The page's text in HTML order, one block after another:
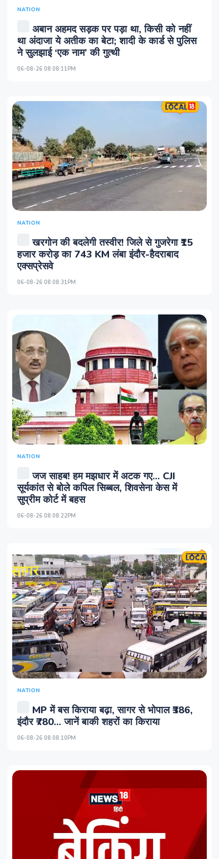
NATION
अबान अहमद सड़क पर पड़ा था, किसी को नहीं
था अंदाजा ये अतीक का बेटा; शादी के कार्ड से पुलिस
ने सुलझाई ‘एक नाम’ की गुत्थी
06-08-26 08:08:11PM
NATION
खरगोन की बदलेगी तस्वीर! जिले से गुजरेगा ₹15
हजार करोड़ का 743 KM लंबा इंदौर-हैदराबाद
एक्सप्रेसवे
06-08-26 08:08:31PM
NATION
जज साहब! हम मझधार में अटक गए... CJI
सूर्यकांत से बोले कपिल सिब्‍बल, शिवसेना केस में
सुप्रीम कोर्ट में बहस
06-08-26 08:08:22PM
NATION
MP में बस किराया बढ़ा, सागर से भोपाल ₹386,
इंदौर ₹780... जानें बाकी शहरों का किराया
06-08-26 08:08:10PM